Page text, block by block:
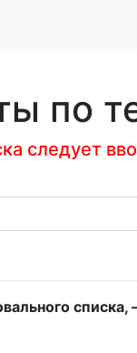
по
следует
списка,